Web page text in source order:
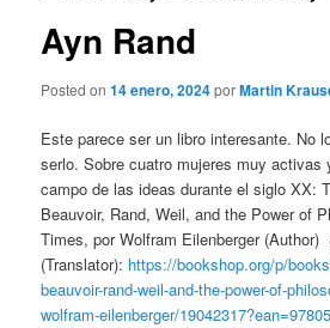
Ayn Rand
Posted on14 enero, 2024porMartin
Este parece ser un libro interesante. No
serlo. Sobre cuatro mujeres muy activas
campo de las ideas durante el siglo XX:
Beauvoir, Rand, Weil, and the Power of
Times, por Wolfram Eilenberger (Author)
(Translator): https://bookshop.org/p/
beauvoir-rand-weil-and-the-power-of-
wolfram-eilenberger/